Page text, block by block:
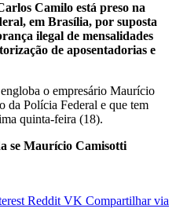
Camilo está preso na
em Brasília, por suposta
ilegal de mensalidades
de aposentadorias e
o empresário Maurício
da Polícia Federal e que tem
quinta-feira (18).
se Maurício Camisotti
Reddit VK Compartilhar via